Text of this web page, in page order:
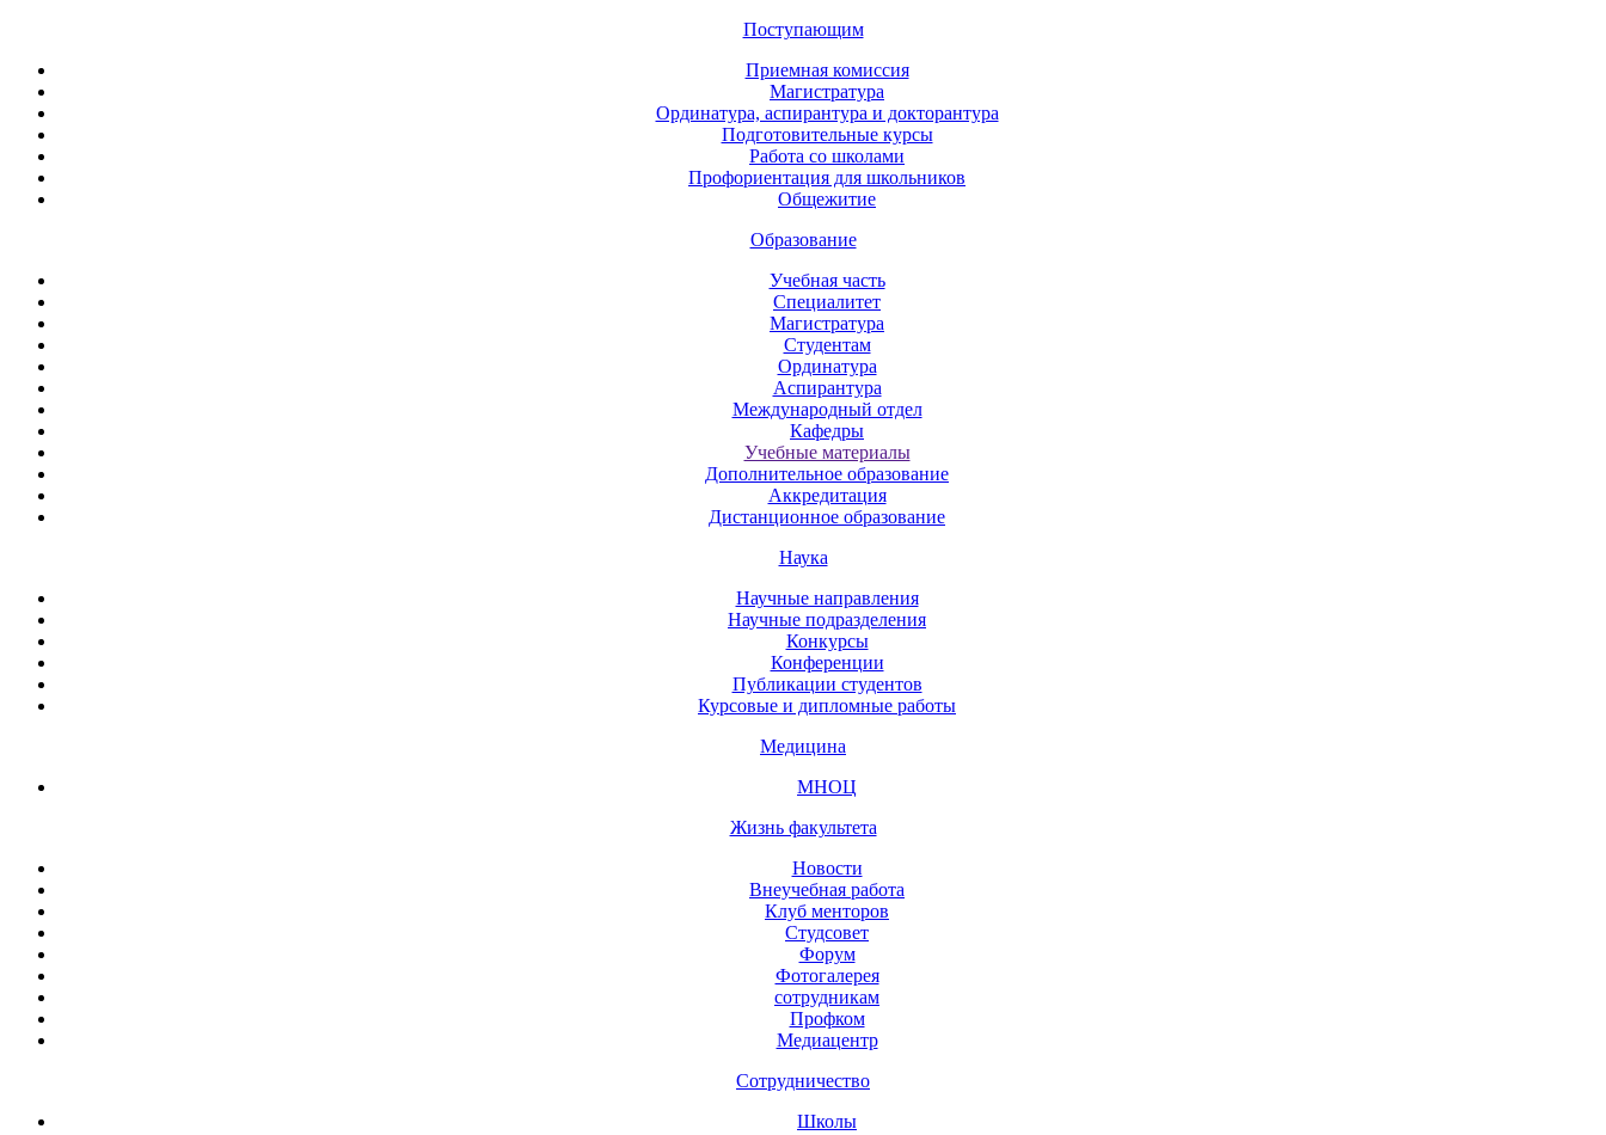
Поступающим
Приемная комиссия
Магистратура
Ординатура, аспирантура и докторантура
Подготовительные курсы
Работа со школами
Профориентация для школьников
Общежитие
Образование
Учебная часть
Специалитет
Магистратура
Студентам
Ординатура
Аспирантура
Международный отдел
Кафедры
Учебные материалы
Дополнительное образование
Аккредитация
Дистанционное образование
Наука
Научные направления
Научные подразделения
Конкурсы
Конференции
Публикации студентов
Курсовые и дипломные работы
Медицина
МНОЦ
Жизнь факультета
Новости
Внеучебная работа
Клуб менторов
Студсовет
Форум
Фотогалерея
сотрудникам
Профком
Медиацентр
Сотрудничество
Школы